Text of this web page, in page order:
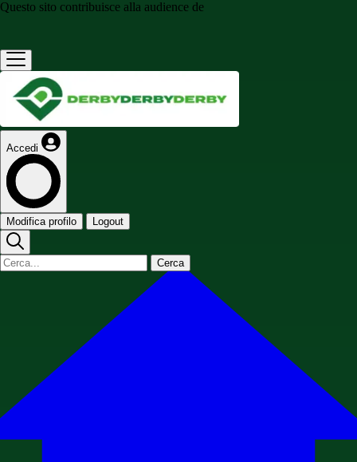
Questo sito contribuisce alla audience de
Accedi
Modifica profilo Logout
Cerca